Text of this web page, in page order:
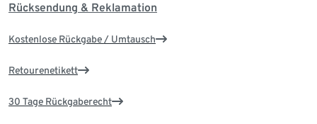
Rücksendung & Reklamation
Kostenlose Rückgabe / Umtausch
Retourenetikett
30 Tage Rückgaberecht